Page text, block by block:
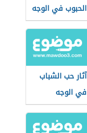
الحبوب في الوجه
آثار حب الشباب
في الوجه